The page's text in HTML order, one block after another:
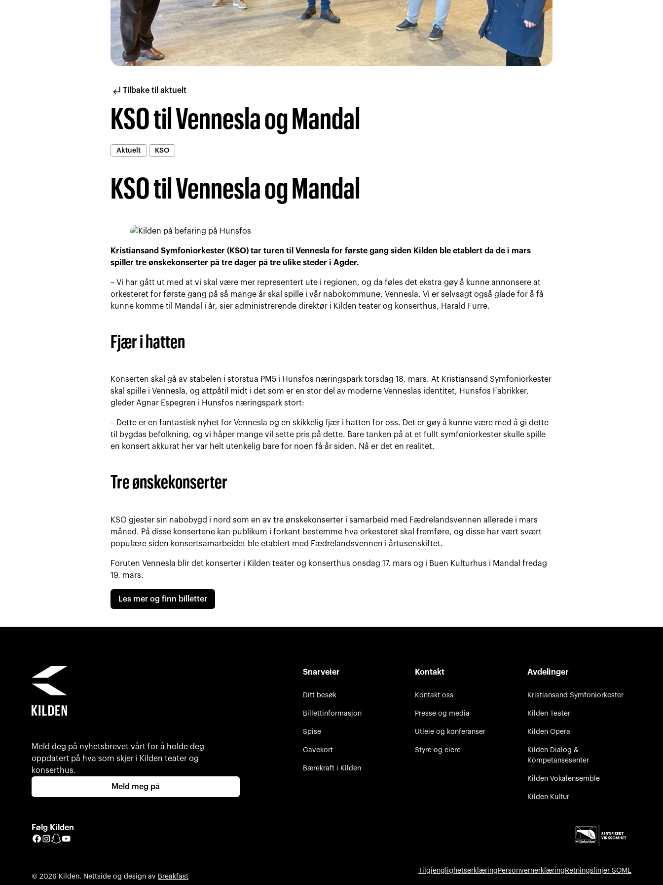
subdirectory_arrow_left Tilbake til aktuelt
KSO til Vennesla og Mandal
Aktuelt KSO
KSO til Vennesla og Mandal
Kristiansand Symfoniorkester (KSO) tar turen til Vennesla for første gang siden Kilden ble etablert da de i mars
spiller tre ønskekonserter på tre dager på tre ulike steder i Agder.
– Vi har gått ut med at vi skal være mer representert ute i regionen, og da føles det ekstra gøy å kunne annonsere at
orkesteret for første gang på så mange år skal spille i vår nabokommune, Vennesla. Vi er selvsagt også glade for å få
kunne komme til Mandal i år, sier administrerende direktør i Kilden teater og konserthus, Harald Furre.
Fjær i hatten
Konserten skal gå av stabelen i storstua PM5 i Hunsfos næringspark torsdag 18. mars. At Kristiansand Symfoniorkester
skal spille i Vennesla, og attpåtil midt i det som er en stor del av moderne Venneslas identitet, Hunsfos Fabrikker,
gleder Agnar Espegren i Hunsfos næringspark stort:
– Dette er en fantastisk nyhet for Vennesla og en skikkelig fjær i hatten for oss. Det er gøy å kunne være med å gi dette
til bygdas befolkning, og vi håper mange vil sette pris på dette. Bare tanken på at et fullt symfoniorkester skulle spille
en konsert akkurat her var helt utenkelig bare for noen få år siden. Nå er det en realitet.
Tre ønskekonserter
KSO gjester sin nabobygd i nord som en av tre ønskekonserter i samarbeid med Fædrelandsvennen allerede i mars
måned. På disse konsertene kan publikum i forkant bestemme hva orkesteret skal fremføre, og disse har vært svært
populære siden konsertsamarbeidet ble etablert med Fædrelandsvennen i årtusenskiftet.
Foruten Vennesla blir det konserter i Kilden teater og konserthus onsdag 17. mars og i Buen Kulturhus i Mandal fredag
19. mars.
Les mer og finn billetter
Meld deg på nyhetsbrevet vårt for å holde deg
oppdatert på hva som skjer i Kilden teater og
konserthus.
Meld meg på
Følg Kilden
Facebook
Instagram
Snapchat
Snarveier
Ditt besøk
Billettinformasjon
Spise
Gavekort
Bærekraft i Kilden
Kontakt
Kontakt oss
Presse og media
Utleie og konferanser
Styre og eiere
Avdelinger
Kristiansand Symfoniorkester
Kilden Teater
Kilden Opera
Kilden Dialog &
Kompetansesenter
Kilden Vokalensemble
Kilden Kultur
© 2026 Kilden. Nettside og design av Breakfast
Tilgjenglighetserklæring Personvernerklæring Retningslinjer SOME